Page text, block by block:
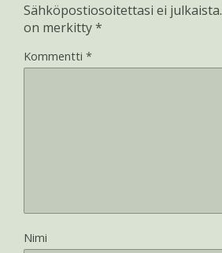
Sähköpostiosoitettasi ei julkaista.
on merkitty*
Kommentti *
Nimi